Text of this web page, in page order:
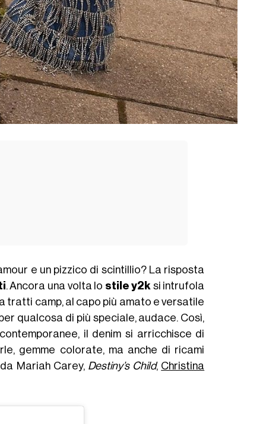
e un pizzico di scintillio? La risposta
. Ancora una volta lo stile y2k si intrufola
tratti camp, al capo più amato e versatile
qualcosa di più speciale, audace. Così,
il denim si arricchisce di
gemme colorate, ma anche di ricami
Mariah Carey, Destiny’s Child, Christina